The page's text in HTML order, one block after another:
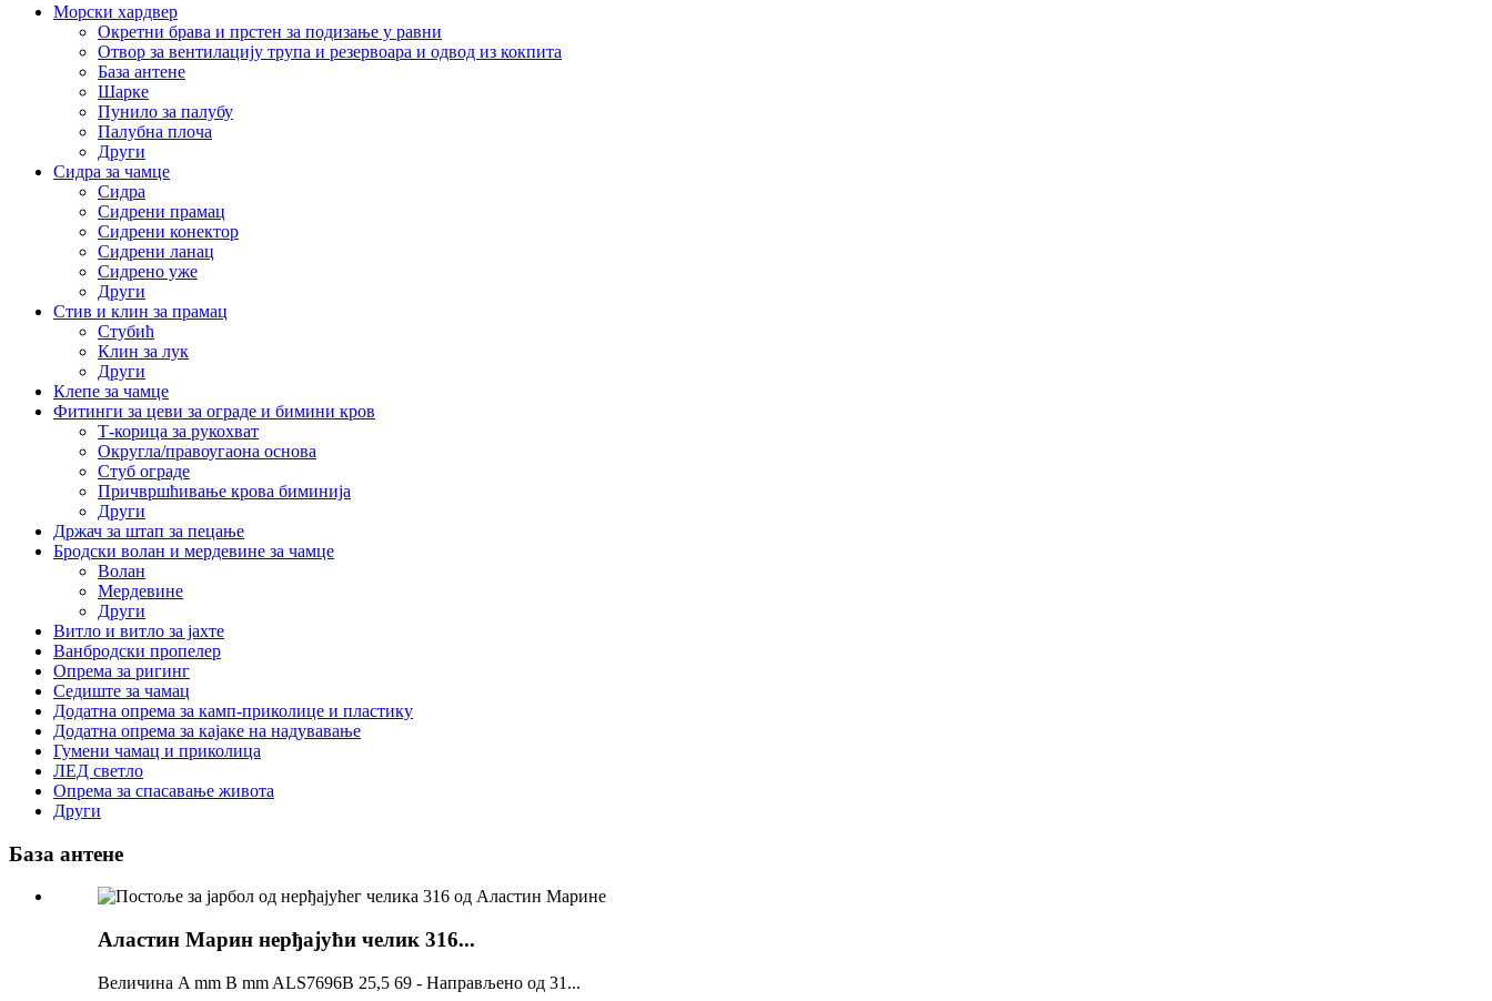
Морски хардвер
Окретни брава и прстен за подизање у равни
Отвор за вентилацију трупа и резервоара и одвод из кокпита
База антене
Шарке
Пунило за палубу
Палубна плоча
Други
Сидра за чамце
Сидра
Сидрени прамац
Сидрени конектор
Сидрени ланац
Сидрено уже
Други
Стив и клин за прамац
Стубић
Клин за лук
Други
Клепе за чамце
Фитинги за цеви за ограде и бимини кров
Т-корица за рукохват
Округла/правоугаона основа
Стуб ограде
Причвршћивање крова биминија
Други
Држач за штап за пецање
Бродски волан и мердевине за чамце
Волан
Мердевине
Други
Витло и витло за јахте
Ванбродски пропелер
Опрема за ригинг
Седиште за чамац
Додатна опрема за камп-приколице и пластику
Додатна опрема за кајаке на надувавање
Гумени чамац и приколица
ЛЕД светло
Опрема за спасавање живота
Други
База антене
Аластин Марин нерђајући челик 316...
Величина A mm B mm ALS7696B 25,5 69 - Направљено од 31...